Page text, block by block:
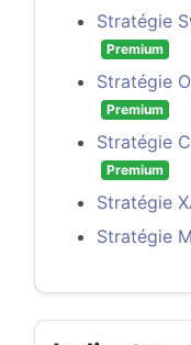
Stratégie
Premium
Stratégie
Premium
Stratégie
Premium
Stratégie
Stratégie